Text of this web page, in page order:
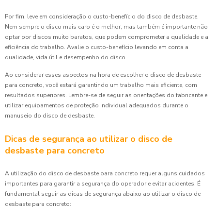
Por fim, leve em consideração o custo-benefício do disco de desbaste.
Nem sempre o disco mais caro é o melhor, mas também é importante não
optar por discos muito baratos, que podem comprometer a qualidade e a
eficiência do trabalho. Avalie o custo-benefício levando em conta a
qualidade, vida útil e desempenho do disco.
Ao considerar esses aspectos na hora de escolher o disco de desbaste
para concreto, você estará garantindo um trabalho mais eficiente, com
resultados superiores. Lembre-se de seguir as orientações do fabricante e
utilizar equipamentos de proteção individual adequados durante o
manuseio do disco de desbaste.
Dicas de segurança ao utilizar o disco de
desbaste para concreto
A utilização do disco de desbaste para concreto requer alguns cuidados
importantes para garantir a segurança do operador e evitar acidentes. É
fundamental seguir as dicas de segurança abaixo ao utilizar o disco de
desbaste para concreto: